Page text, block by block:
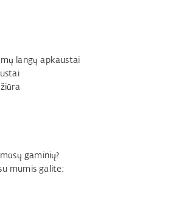
langų apkaustai
gaminių?
mumis galite: